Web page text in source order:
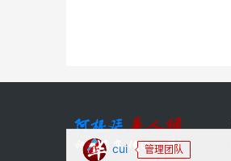
cui 管理团队